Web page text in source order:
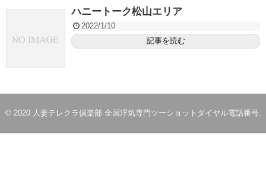
ハニートーク松山エリア
2022/1/10
記事を読む
© 2020 人妻テレクラ倶楽部 全国浮気専門ツーショットダイヤル電話番号.